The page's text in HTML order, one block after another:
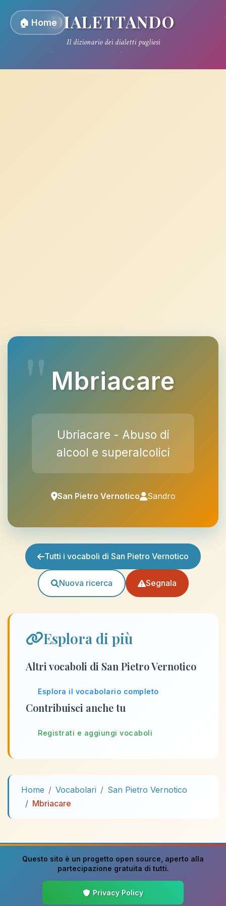
🏠 HomeDIALETTANDO
Il dizionario dei dialetti pugliesi
Mbriacare
Ubriacare - Abuso di
alcool e superalcolici
San Pietro Vernotico Sandro
Tutti i vocaboli di San Pietro Vernotico
Nuova ricerca Segnala
Esplora di più
Altri vocaboli di San Pietro Vernotico
Esplora il vocabolario completo
Contribuisci anche tu
Registrati e aggiungi vocaboli
Home Vocabolari
San Pietro Vernotico
Mbriacare
Questo sito è un progetto open source , aperto alla
partecipazione gratuita di tutti.
Privacy Policy